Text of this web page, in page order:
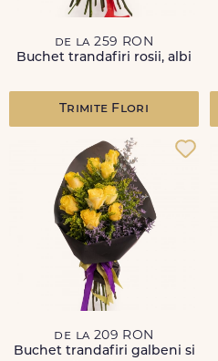
de la 259 RON
Buchet trandafiri rosii, albi
Trimite Flori
de la 209 RON
Buchet trandafiri galbeni si